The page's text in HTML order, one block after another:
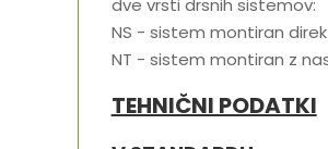
NS - sistem montiran
NT - sistem montiran z
TEHNIČNI PODATKI